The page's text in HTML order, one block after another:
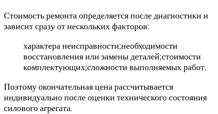
Стоимость ремонта определяется после диагностики и
зависит сразу от нескольких факторов:
характера неисправности;необходимости
восстановления или замены деталей;стоимости
комплектующих;сложности выполняемых работ.
Поэтому окончательная цена рассчитывается
индивидуально после оценки технического состояния
силового агрегата.